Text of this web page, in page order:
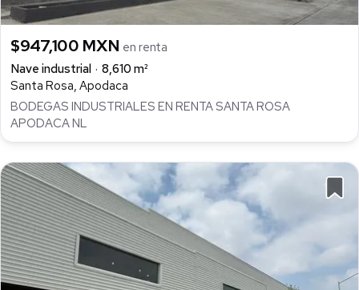
$947,100 MXN en renta
Nave industrial
8,610 m²
Santa Rosa, Apodaca
BODEGAS INDUSTRIALES EN RENTA SANTA ROSA
APODACA NL